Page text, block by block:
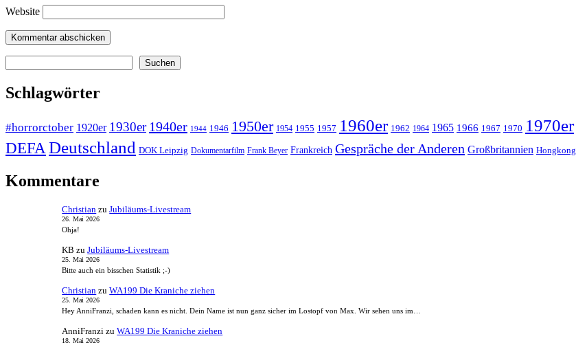
Website
Suchen
Schlagwörter
#horrorctober 1920er 1930er 1940er 1944 1946 1950er 1954 1955 1957 1960er 1962 1964 1965 1966 1967 1970 1970er
DEFA Deutschland DOK Leipzig Dokumentarfilm Frank Beyer Frankreich Gespräche der Anderen Großbritannien Hongkong
Kommentare
Christian zuJubiläums-Livestream
26. Mai 2026
Ohja!
KB zuJubiläums-Livestream
25. Mai 2026
Bitte auch ein bisschen Statistik ;-)
Christian zuWA199 Die Kraniche ziehen
25. Mai 2026
Hey AnniFranzi, schaden kann es nicht. Dein Name ist nun ganz sicher im Lostopf von Max. Wir sehen uns im…
AnniFranzi zuWA199 Die Kraniche ziehen
18. Mai 2026